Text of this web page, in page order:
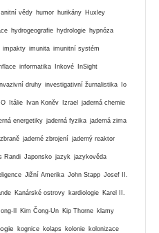
vědy humor hurikány Huxley
hydrogeografie hydrologie hypnóza
impakty imunita imunitní systém
informatika Inkové InSight
druhy investigativní žurnalistika Io
Itálie Ivan Koněv Izrael jaderná chemie
energetiky jaderná fyzika jaderná zima
jaderné zbrojení jaderný reaktor
Randi Japonsko jazyk jazykověda
Jižní Amerika John Stapp Josef II.
Kanárské ostrovy kardiologie Karel II.
Il Kim Čong-Un Kip Thorne klamy
kognice kolaps kolonie kolonizace